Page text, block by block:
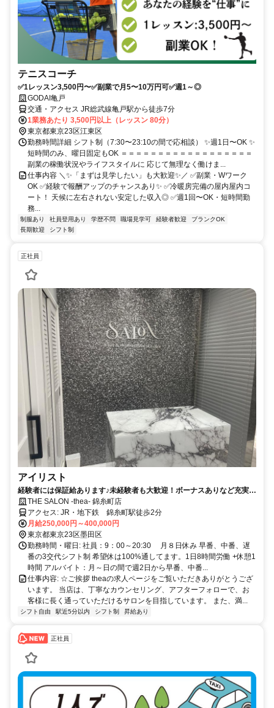
テニスコーチ
✅1レッスン3,500円〜✅副業で月5〜10万円可✅週1～◎
GODAI亀戸
交通・アクセス JR総武線亀戸駅から徒歩7分
1業務あたり 3,500円以上（レッスン 80分）
東京都東京23区江東区
勤務時間詳細 シフト制（7:30〜23:10の間で応相談） ✨週1日〜OK ✨
短時間のみ、曜日固定もOK ＝＝＝＝＝＝＝＝＝＝＝＝＝＝＝＝＝＝
副業の稼働状況やライフスタイルに 応じて無理なく働けま...
仕事内容 ＼✨「まずは見学したい」も大歓迎✨／ ✅副業・Wワーク
OK ✅経験で報酬アップのチャンスあり✨ ✅冷暖房完備の屋内屋内コ
ート！ 天候に左右されない安定した収入◎ ✅週1回〜OK・短時間勤
務...
制服あり 社員登用あり 学歴不問 職場見学可 経験者歓迎
ブランクOK
長期歓迎
シフト制
正社員
アイリスト
経験者には保証給あります♪未経験者も大歓迎！ボーナスありなど充実し
た待遇あり♪オンライン説明OK♪◎前職の給与以上を保証！【美容師免許
必須】
THE SALON -thea- 錦糸町店
アクセス: JR・地下鉄 錦糸町駅徒歩2分
月給250,000円～400,000円
東京都東京23区墨田区
勤務時間・曜日: 社員：9：00～20:30 月８日休み 早番、中番、遅
番の3交代シフト制 希望休は100%通してます。1日8時間労働 +休憩1
時間 アルバイト：月～日の間で週2日から早番、中番...
仕事内容: ☆ご挨拶 theaの求人ページをご覧いただきありがとうござ
います。 当店は、丁寧なカウンセリング、アフターフォローで、お
客様に長く通っていただけるサロンを目指しています。 また、満...
シフト自由 駅近5分以内 シフト制 昇給あり
正社員